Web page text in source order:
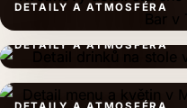
DETAILY A ATMOSFÉRA
DETAILY A ATMOSFÉRA